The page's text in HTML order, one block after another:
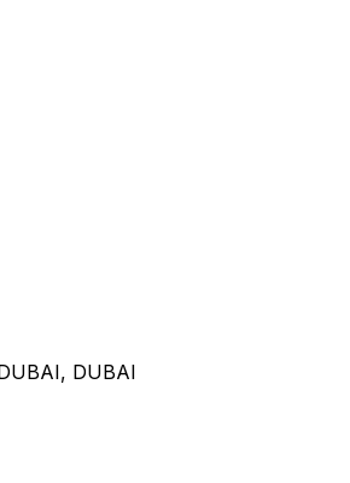
DUBAI